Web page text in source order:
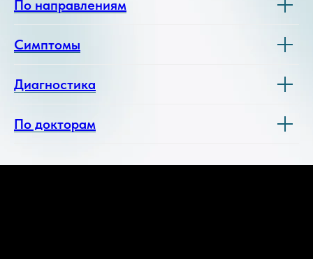
По направлениям
Симптомы
Диагностика
По докторам